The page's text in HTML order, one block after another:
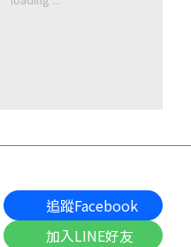
追蹤Facebook
加入LINE好友